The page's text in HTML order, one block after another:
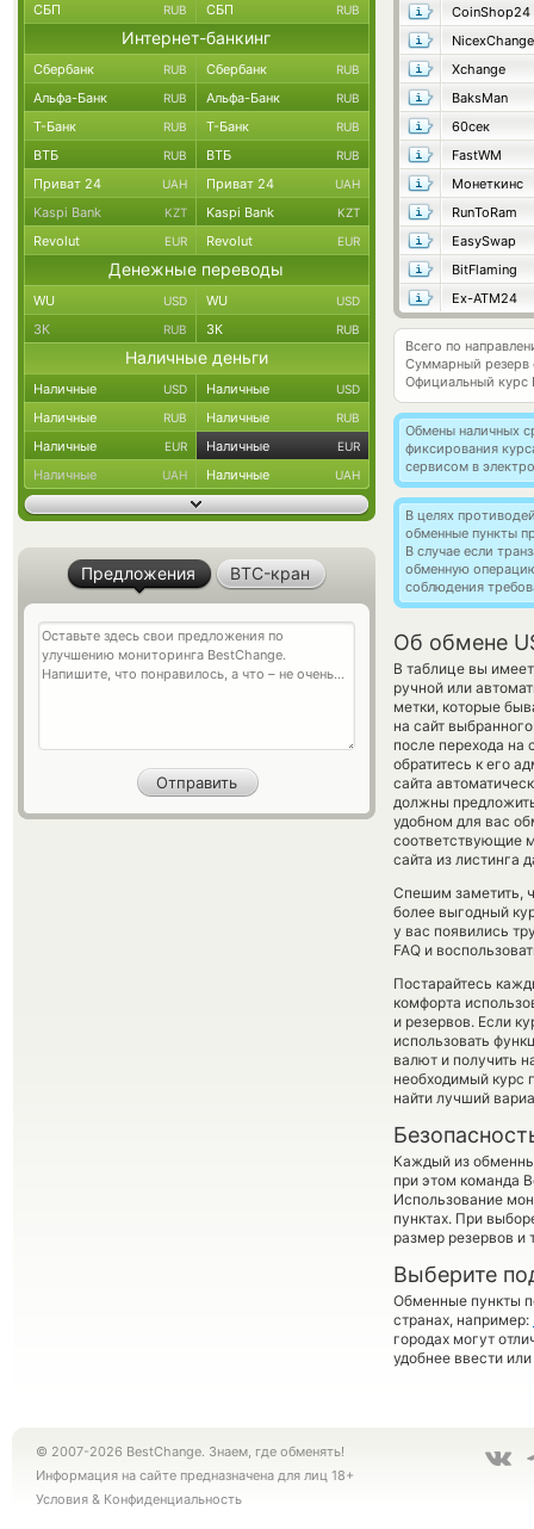
CoinShop24
Xchange
BaksMan
60сек
FastWM
Монеткинс
RunToRam
EasySwap
BitFlaming
Ex-ATM24
Всего по
Суммарный резерв
Официальный курс
Обмены наличных
фиксирования
сервисом в
В целях
обменные пункты
В случае если
обменную
соблюдения
Об обмене
В таблице вы
ручной или
метки, которые
на сайт
после перехода
обратитесь к его
сайта
должны
удобном для вас
соответствующие
сайта из листинга
Спешим заметить,
более выгодный
у вас появились
FAQ и
Постарайтесь
комфорта
и резервов. Если
использовать
валют и получить
необходимый курс
найти лучший
Каждый из
при этом команда
Использование
пунктах. При
размер резервов и
Выберите
Обменные пункты
странах, например:
городах могут
удобнее ввести
СБП RUB СБП RUB
Интернет-банкинг
Сбербанк RUB Сбербанк RUB
Альфа-Банк RUB Альфа-Банк RUB
Т-Банк RUB Т-Банк RUB
ВТБ RUB ВТБ RUB
Приват 24 UAH Приват 24 UAH
Kaspi Bank KZT Kaspi Bank KZT
Revolut EUR Revolut EUR
Денежные переводы
WU USD WU USD
ЗК RUB ЗК RUB
Наличные деньги
Наличные USD Наличные USD
Наличные RUB Наличные RUB
Наличные EUR Наличные EUR
Наличные UAH Наличные UAH
Предложения BTC-кран
© 2007-2026 BestChange. Знаем, где обменять!
Информация на сайте предназначена для лиц 18+
Условия & Конфиденциальность